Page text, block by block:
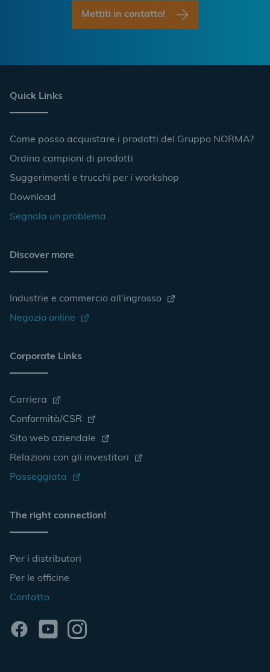
Mettiti in contatto!
Quick Links
Come posso acquistare i prodotti del Gruppo NORMA?
Ordina campioni di prodotti
Suggerimenti e trucchi per i workshop
Download
Segnala un problema
Discover more
Industrie e commercio all'ingrosso
Negozio online
Corporate Links
Carriera
Conformità/CSR
Sito web aziendale
Relazioni con gli investitori
Passeggiata
The right connection!
Per i distributori
Per le officine
Contatto